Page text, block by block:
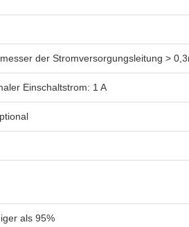
der Stromversorgungsleitung >
Einschaltstrom: 1 A
als 95%